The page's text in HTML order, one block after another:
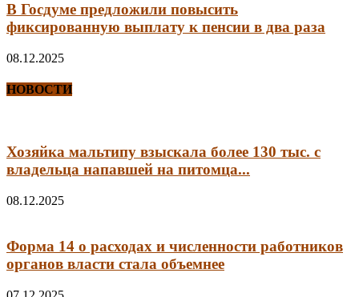
В Госдуме предложили повысить
фиксированную выплату к пенсии в два раза
08.12.2025
НОВОСТИ
Хозяйка мальтипу взыскала более 130 тыс. с
владельца напавшей на питомца...
08.12.2025
Форма 14 о расходах и численности работников
органов власти стала объемнее